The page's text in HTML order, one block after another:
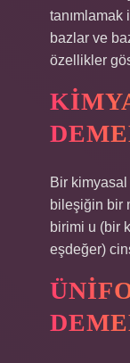
tanımlamak
bazlar ve
özellikler
Bir
bileşiğin bir
birimi u (bir
eşdeğer)